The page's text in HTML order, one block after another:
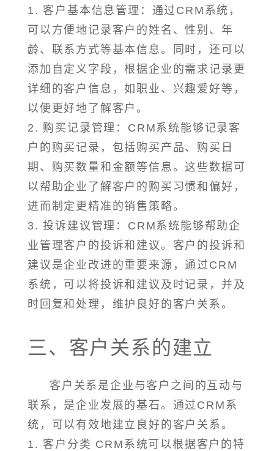
1. 客户基本信息管理：通过CRM系统，
可以方便地记录客户的姓名、性别、年
龄、联系方式等基本信息。同时，还可以
添加自定义字段，根据企业的需求记录更
详细的客户信息，如职业、兴趣爱好等，
以便更好地了解客户。
2. 购买记录管理：CRM系统能够记录客
户的购买记录，包括购买产品、购买日
期、购买数量和金额等信息。这些数据可
以帮助企业了解客户的购买习惯和偏好，
进而制定更精准的销售策略。
3. 投诉建议管理：CRM系统能够帮助企
业管理客户的投诉和建议。客户的投诉和
建议是企业改进的重要来源，通过CRM
系统，可以将投诉和建议及时记录，并及
时回复和处理，维护良好的客户关系。
三、客户关系的建立
客户关系是企业与客户之间的互动与
联系，是企业发展的基石。通过CRM系
统，可以有效地建立良好的客户关系。
1. 客户分类 CRM系统可以根据客户的特